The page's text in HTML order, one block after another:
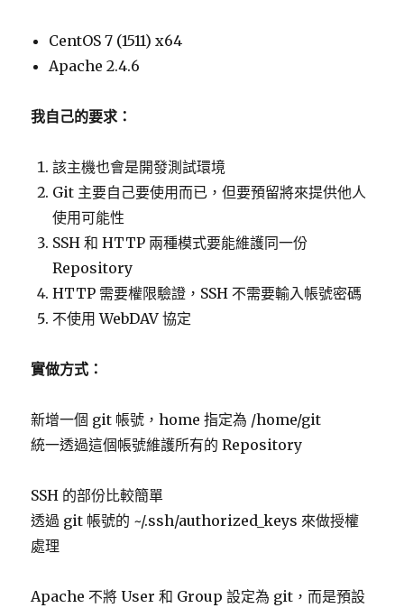
CentOS 7 (1511) x64
Apache 2.4.6
我自己的要求：
該主機也會是開發測試環境
Git 主要自己要使用而已，但要預留將來提供他人
使用可能性
SSH 和 HTTP 兩種模式要能維護同一份
Repository
HTTP 需要權限驗證，SSH 不需要輸入帳號密碼
不使用 WebDAV 協定
實做方式：
新增一個 git 帳號，home 指定為 /home/git
統一透過這個帳號維護所有的 Repository
SSH 的部份比較簡單
透過 git 帳號的 ~/.ssh/authorized_keys 來做授權
處理
Apache 不將 User 和 Group 設定為 git，而是預設